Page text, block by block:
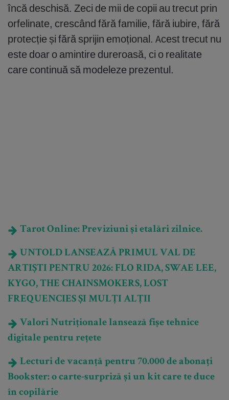
încă deschisă. Zeci de mii de copii au trecut prin
orfelinate, crescând fără familie, fără iubire, fără
protecție și fără sprijin emoțional. Acest trecut nu
este doar o amintire dureroasă, ci o realitate
care continuă să modeleze prezentul.
Tarot Online: Previziuni și etalări zilnice.
UNTOLD LANSEAZĂ PRIMUL VAL DE
ARTIȘTI PENTRU 2026: FLO RIDA, SWAE LEE,
KYGO, THE CHAINSMOKERS, LOST
FREQUENCIES ȘI MULȚI ALȚII
Valori Nutriționale lansează fișe tehnice
digitale pentru rețete
Lecturi de vacanță pentru 70.000 de abonați
Bookster: o carte-surpriză și un kit care te duce
în copilărie